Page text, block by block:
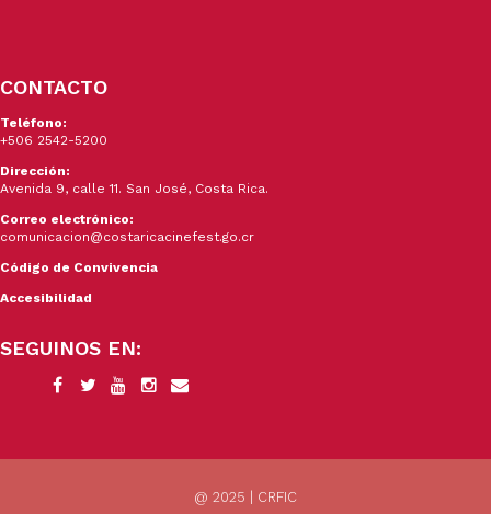
CONTACTO
Teléfono:
+506 2542-5200
Dirección:
Avenida 9, calle 11. San José, Costa Rica.
Correo electrónico:
comunicacion@costaricacinefest.go.cr
Código de Convivencia
Accesibilidad
SEGUINOS EN:
@ 2025 | CRFIC